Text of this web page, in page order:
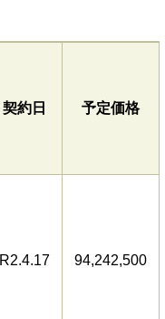
契約日 予定価格
R2.4.17 94,242,500